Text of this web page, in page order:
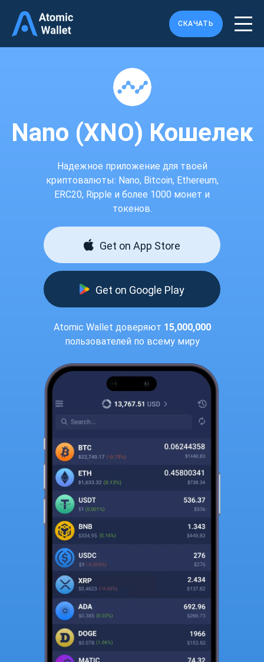
СКАЧАТЬ
Nano (XNO) Кошелек
Надежное приложение для твоей
криптовалюты: Nano, Bitcoin, Ethereum,
ERC20, Ripple и более 1000 монет и
токенов.
Get on App Store
Get on Google Play
Atomic Wallet доверяют 15,000,000
пользователей по всему миру